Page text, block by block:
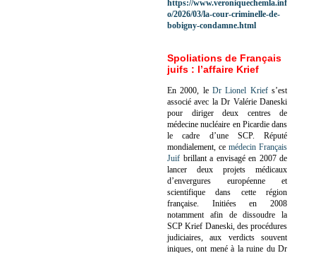
https://www.veroniquechemla.inf
o/2026/03/la-cour-criminelle-de-
bobigny-condamne.html
Spoliations de Français
juifs : l’affaire Krief
En 2000, le Dr Lionel Kriefs’est
associé avec la Dr Valérie Daneski
pour diriger deux centres de
médecine nucléaire en Picardie dans
le cadre d’une SCP. Réputé
mondialement, ce médecin Français
Juif brillant a envisagé en 2007 de
lancer deux projets médicaux
d’envergures européenne et
scientifique dans cette région
française. Initiées en 2008
notamment afin de dissoudre la
SCP Krief Daneski, des procédures
judiciaires, aux verdicts souvent
iniques, ont mené à la ruine du Dr